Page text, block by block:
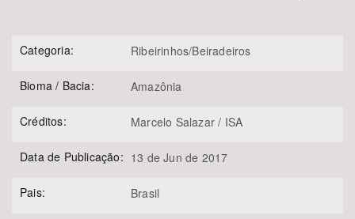
Categoria: Ribeirinhos/Beiradeiros
Bioma / Bacia: Amazônia
Créditos: Marcelo Salazar / ISA
Data de Publicação: 13 de Jun de 2017
Pais: Brasil